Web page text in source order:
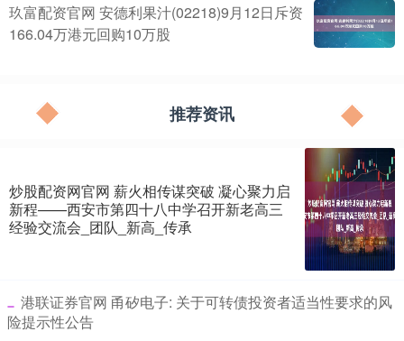
玖富配资官网 安德利果汁(02218)9月12日斥资
166.04万港元回购10万股
推荐资讯
炒股配资网官网 薪火相传谋突破 凝心聚力启
新程——西安市第四十八中学召开新老高三
经验交流会_团队_新高_传承
​港联证券官网 甬矽电子: 关于可转债投资者适当性要求的风
险提示性公告